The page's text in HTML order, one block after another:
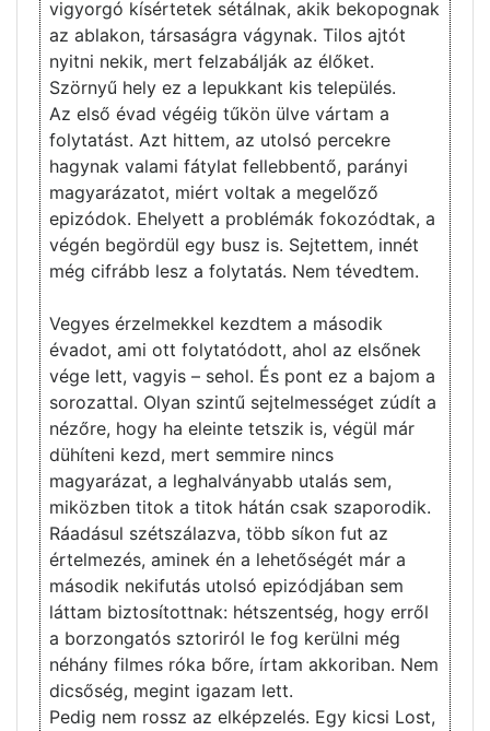
vigyorgó kísértetek sétálnak, akik bekopognak
az ablakon, társaságra vágynak. Tilos ajtót
nyitni nekik, mert felzabálják az élőket.
Szörnyű hely ez a lepukkant kis település.
Az első évad végéig tűkön ülve vártam a
folytatást. Azt hittem, az utolsó percekre
hagynak valami fátylat fellebbentő, parányi
magyarázatot, miért voltak a megelőző
epizódok. Ehelyett a problémák fokozódtak, a
végén begördül egy busz is. Sejtettem, innét
még cifrább lesz a folytatás. Nem tévedtem.
Vegyes érzelmekkel kezdtem a második
évadot, ami ott folytatódott, ahol az elsőnek
vége lett, vagyis – sehol. És pont ez a bajom a
sorozattal. Olyan szintű sejtelmességet zúdít a
nézőre, hogy ha eleinte tetszik is, végül már
dühíteni kezd, mert semmire nincs
magyarázat, a leghalványabb utalás sem,
miközben titok a titok hátán csak szaporodik.
Ráadásul szétszálazva, több síkon fut az
értelmezés, aminek én a lehetőségét már a
második nekifutás utolsó epizódjában sem
láttam biztosítottnak: hétszentség, hogy erről
a borzongatós sztoriról le fog kerülni még
néhány filmes róka bőre, írtam akkoriban. Nem
dicsőség, megint igazam lett.
Pedig nem rossz az elképzelés. Egy kicsi Lost,